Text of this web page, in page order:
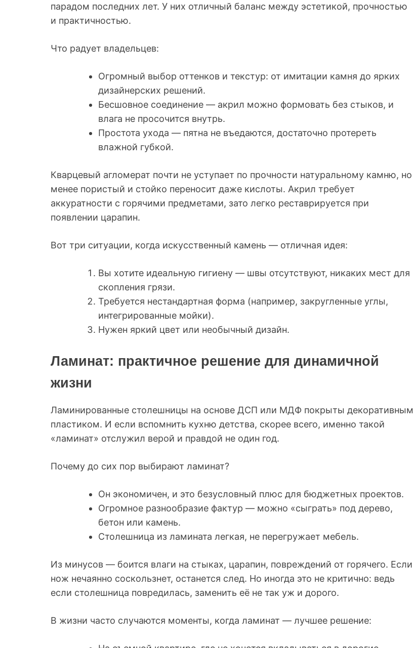
парадом последних лет. У них отличный баланс между эстетикой, прочностью
и практичностью.
Что радует владельцев:
Огромный выбор оттенков и текстур: от имитации камня до ярких
дизайнерских решений.
Бесшовное соединение — акрил можно формовать без стыков, и
влага не просочится внутрь.
Простота ухода — пятна не въедаются, достаточно протереть
влажной губкой.
Кварцевый агломерат почти не уступает по прочности натуральному камню, но
менее пористый и стойко переносит даже кислоты. Акрил требует
аккуратности с горячими предметами, зато легко реставрируется при
появлении царапин.
Вот три ситуации, когда искусственный камень — отличная идея:
Вы хотите идеальную гигиену — швы отсутствуют, никаких мест для
скопления грязи.
Требуется нестандартная форма (например, закругленные углы,
интегрированные мойки).
Нужен яркий цвет или необычный дизайн.
Ламинат: практичное решение для динамичной
жизни
Ламинированные столешницы на основе ДСП или МДФ покрыты декоративным
пластиком. И если вспомнить кухню детства, скорее всего, именно такой
«ламинат» отслужил верой и правдой не один год.
Почему до сих пор выбирают ламинат?
Он экономичен, и это безусловный плюс для бюджетных проектов.
Огромное разнообразие фактур — можно «сыграть» под дерево,
бетон или камень.
Столешница из ламината легкая, не перегружает мебель.
Из минусов — боится влаги на стыках, царапин, повреждений от горячего. Если
нож нечаянно соскользнет, останется след. Но иногда это не критично: ведь
если столешница повредилась, заменить её не так уж и дорого.
В жизни часто случаются моменты, когда ламинат — лучшее решение: